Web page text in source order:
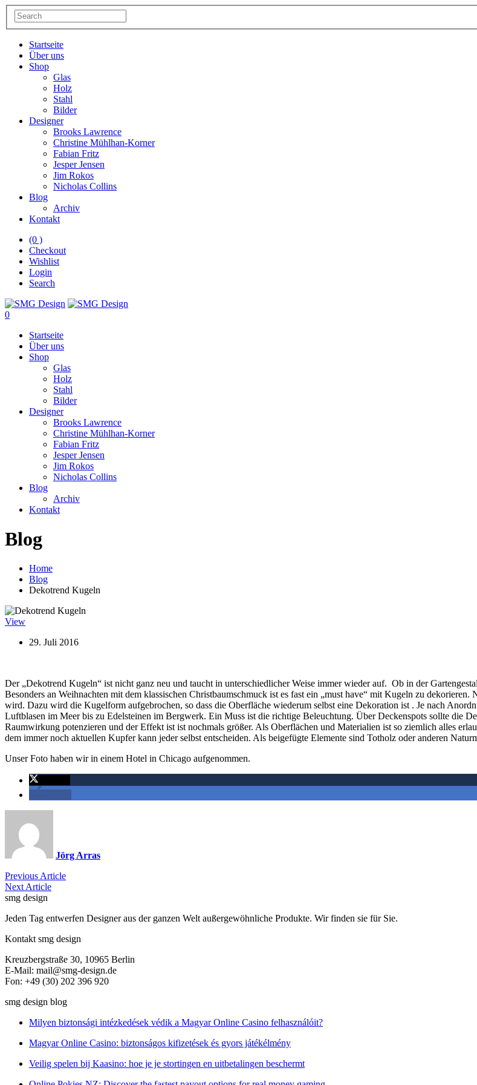
Startseite
Über uns
Shop
Glas
Holz
Stahl
Bilder
Designer
Brooks Lawrence
Christine Mühlhan-Korner
Fabian Fritz
Jesper Jensen
Jim Rokos
Nicholas Collins
Blog
Archiv
Kontakt
(0 )
Checkout
Wishlist
Login
Search
0
Startseite
Über uns
Shop
Glas
Holz
Stahl
Bilder
Designer
Brooks Lawrence
Christine Mühlhan-Korner
Fabian Fritz
Jesper Jensen
Jim Rokos
Nicholas Collins
Blog
Archiv
Kontakt
Blog
Home
Blog
Dekotrend Kugeln
View
29. Juli 2016
Der „Dekotrend Kugeln“ ist nicht ganz neu und taucht in unterschiedlicher Weise immer wieder auf. Ob in der
Besonders an Weihnachten mit dem klassischen Christbaumschmuck ist es fast ein „must have“ mit Kugeln zu
wird. Dazu wird die Kugelform aufgebrochen, so dass die Oberfläche wiederum selbst eine Dekoration ist . Je nach
Luftblasen im Meer bis zu Edelsteinen im Bergwerk. Ein Muss ist die richtige Beleuchtung. Über Deckenspots sollte die
Raumwirkung potenzieren und der Effekt ist ist nochmals größer. Als Oberflächen und Materialien ist so ziemlich alles
dem immer noch aktuellen Kupfer kann jeder selbst entscheiden. Als beigefügte Elemente sind Totholz oder anderen
Unser Foto haben wir in einem Hotel in Chicago aufgenommen.
Jörg Arras
Previous Article
Next Article
smg design
Jeden Tag entwerfen Designer aus der ganzen Welt außergewöhnliche Produkte. Wir finden sie für Sie.
Kontakt smg design
Kreuzbergstraße 30, 10965 Berlin
E-Mail: mail@smg-design.de
Fon: +49 (30) 202 396 920
smg design blog
Milyen biztonsági intézkedések védik a Magyar Online Casino felhasználóit?
Magyar Online Casino: biztonságos kifizetések és gyors játékélmény
Veilig spelen bij Kaasino: hoe je je stortingen en uitbetalingen beschermt